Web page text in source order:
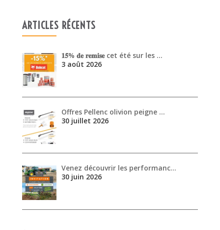
Offres Pellenc olivion peigne …
30 juin 2026
ARCHIVES
août 2026
juillet 2026